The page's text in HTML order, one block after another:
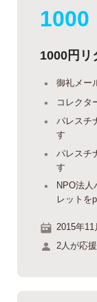
1000
1000円リ
御礼メー
コレクタ
パレスチ
す
パレスチ
す
NPO法人
レットを
2015年11
2人が応